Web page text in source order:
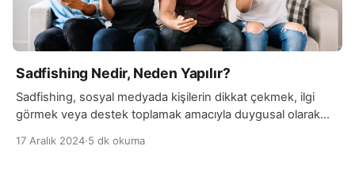
Sadfishing Nedir, Neden Yapılır?
Sadfishing, sosyal medyada kişilerin dikkat çekmek, ilgi
görmek veya destek toplamak amacıyla duygusal olarak
Bu terim, “sad” (üzgün) ve “fishing” (avlanma) kelimelerinin
17 Aralık 2024·5 dk okuma